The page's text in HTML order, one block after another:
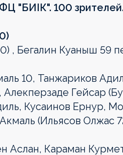
"БИІК". 100
, Бегалин Куаныш 59
10, Танжариков
Гейсар
Кусаинов Ернур,
(Ильясов Олжас
Аслан, Караман